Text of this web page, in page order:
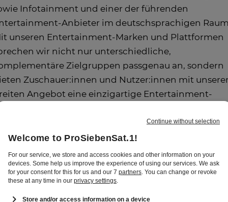
Infotainment und einer der führenden
Anbieter im deutschsprachigen
unseren Entertainment-Marken und Plattformen
wir nicht nur unterschiedliche,
Zielgruppen passgenau an, sondern
Zuschauer:innen und Nutzer:innen mit
Angebot eine einzigartige Entertainment-
Mit unseren zielgruppenspezifischen
schaffen wir Relevanz, Exklusivität und
Reichweite. Dafür nutzen wir
Plattformen, um überall dort zu sein, wo
Zuschauer:innen und Nutzer:innen Zeit
von Social Media über TV bis hin zu
umfangreichen Digitalangebot mit dem